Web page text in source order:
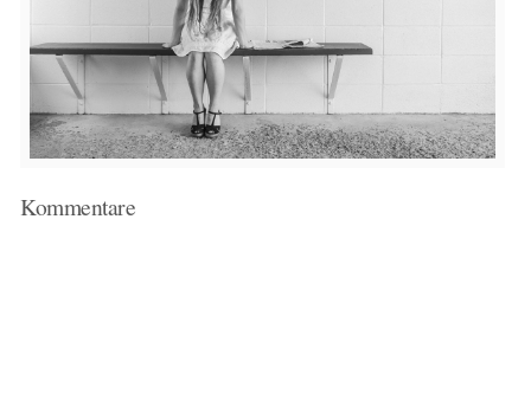
Kommentare